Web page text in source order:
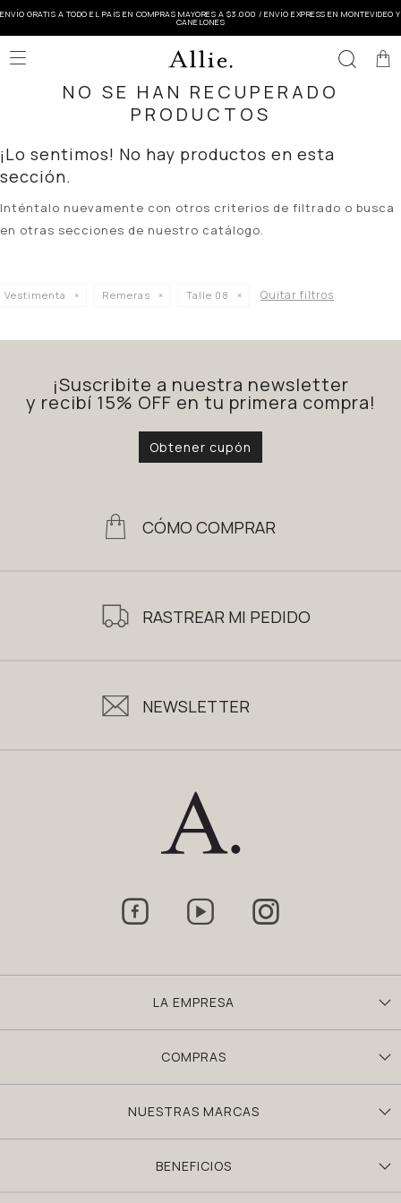
ENVÍO GRATIS A TODO EL PAÍS EN COMPRAS MAYORES A $3.000 / ENVÍO EXPRESS EN MONTEVIDEO Y
CANELONES

NO SE HAN RECUPERADO
PRODUCTOS
¡Lo sentimos! No hay productos en esta
sección.
Inténtalo nuevamente con otros criterios de filtrado o busca
en otras secciones de nuestro catálogo.
Vestimenta Remeras Talle 08 Quitar filtros
¡Suscribite a nuestra newsletter
y recibí 15% OFF en tu primera compra!
Obtener cupón
CÓMO COMPRAR
RASTREAR MI PEDIDO
NEWSLETTER
LA EMPRESA
COMPRAS
NUESTRAS MARCAS
BENEFICIOS
  